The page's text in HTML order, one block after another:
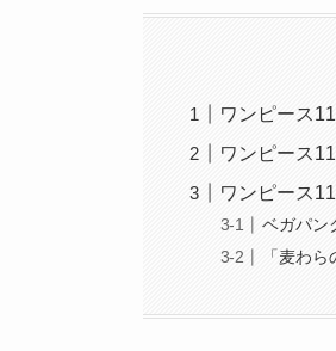
ワンピース
ワンピース
ワンピース
ベガパン
「麦わ